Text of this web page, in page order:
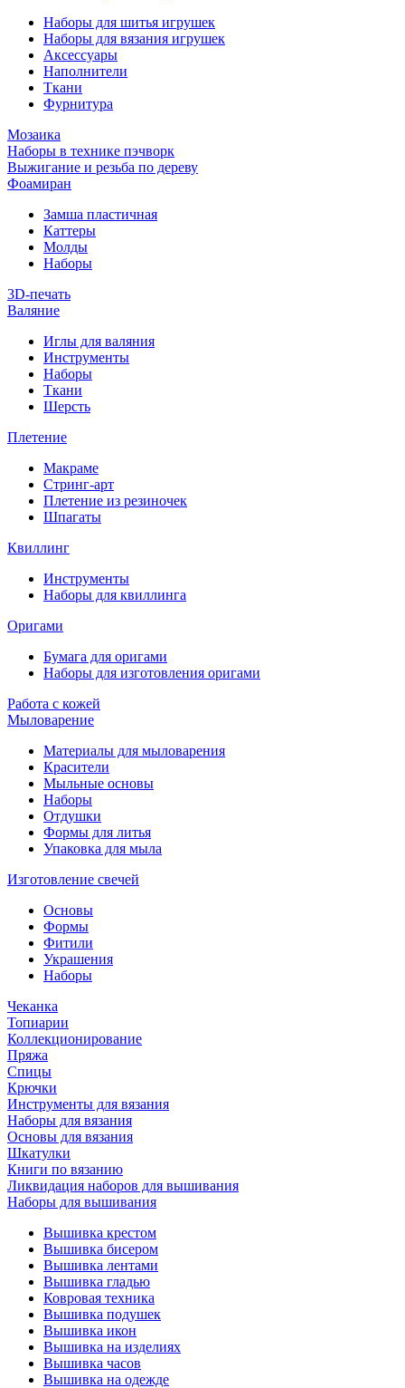
Наборы для шитья игрушек
Наборы для вязания игрушек
Аксессуары
Наполнители
Ткани
Фурнитура
Мозаика
Наборы в технике пэчворк
Выжигание и резьба по дереву
Фоамиран
Замша пластичная
Каттеры
Молды
Наборы
3D-печать
Валяние
Иглы для валяния
Инструменты
Наборы
Ткани
Шерсть
Плетение
Макраме
Стринг-арт
Плетение из резиночек
Шпагаты
Квиллинг
Инструменты
Наборы для квиллинга
Оригами
Бумага для оригами
Наборы для изготовления оригами
Работа с кожей
Мыловарение
Материалы для мыловарения
Красители
Мыльные основы
Наборы
Отдушки
Формы для литья
Упаковка для мыла
Изготовление свечей
Основы
Формы
Фитили
Украшения
Наборы
Чеканка
Топиарии
Коллекционирование
Пряжа
Спицы
Крючки
Инструменты для вязания
Наборы для вязания
Основы для вязания
Шкатулки
Книги по вязанию
Ликвидация наборов для вышивания
Наборы для вышивания
Вышивка крестом
Вышивка бисером
Вышивка лентами
Вышивка гладью
Ковровая техника
Вышивка подушек
Вышивка икон
Вышивка на изделиях
Вышивка часов
Вышивка на одежде